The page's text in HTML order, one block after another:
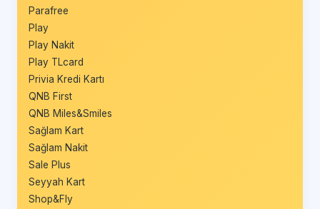
Parafree
Play
Play Nakit
Play TLcard
Privia Kredi Kartı
QNB First
QNB Miles&Smiles
Sağlam Kart
Sağlam Nakit
Sale Plus
Seyyah Kart
Shop&Fly